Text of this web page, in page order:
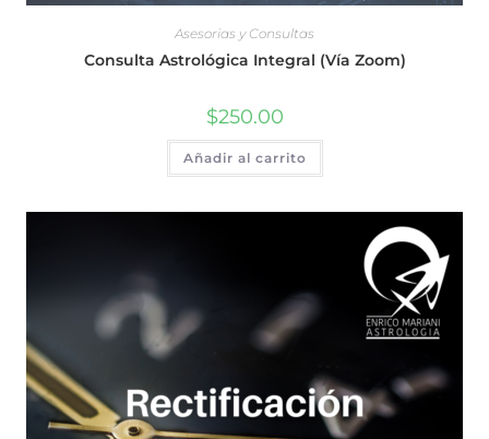
Asesorias y Consultas
Consulta Astrológica Integral (Vía Zoom)
$250.00
Añadir al carrito